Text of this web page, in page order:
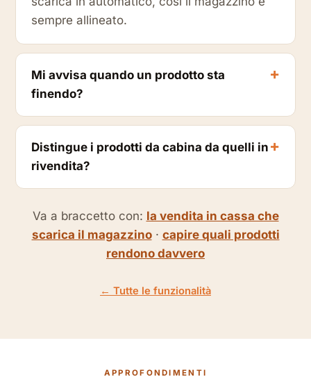
sempre allineato.
Mi avvisa quando un prodotto sta
finendo?
Distingue i prodotti da cabina da quelli in
rivendita?
Va a braccetto con: la vendita in cassa che
scarica il magazzino· capire quali prodotti
rendono davvero
← Tutte le funzionalità
APPROFONDIMENTI